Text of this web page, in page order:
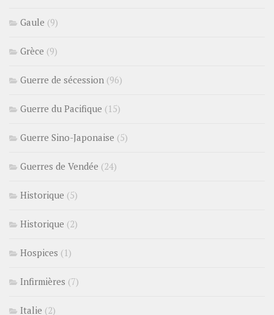
Gaule (9)
Grèce (9)
Guerre de sécession (96)
Guerre du Pacifique (15)
Guerre Sino-Japonaise (5)
Guerres de Vendée (24)
Historique (5)
Historique (2)
Hospices (1)
Infirmières (7)
Italie (2)